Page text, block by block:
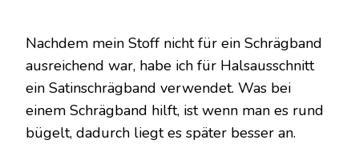
Nachdem mein Stoff nicht für ein Schrägband
ausreichend war, habe ich für Halsausschnitt
ein Satinschrägband verwendet. Was bei
einem Schrägband hilft, ist wenn man es rund
bügelt, dadurch liegt es später besser an.